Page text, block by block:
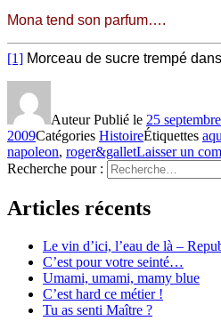
Mona tend son parfum….
[1] Morceau de sucre trempé
AuteurPublié le 25
2009Catégories HistoireÉtiquettes
napoleon, roger&galletLaisser un
Recherche pour :
Articles récents
Le vin d’ici, l’eau de là –
C’est pour votre seinté…
Umami, umami, mamy blue
C’est hard ce métier !
Tu as senti Maître ?